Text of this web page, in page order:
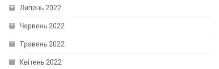
Липень 2022
Червень 2022
Травень 2022
Квітень 2022